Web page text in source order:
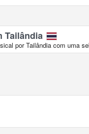
Tailândia
por Tailândia com uma